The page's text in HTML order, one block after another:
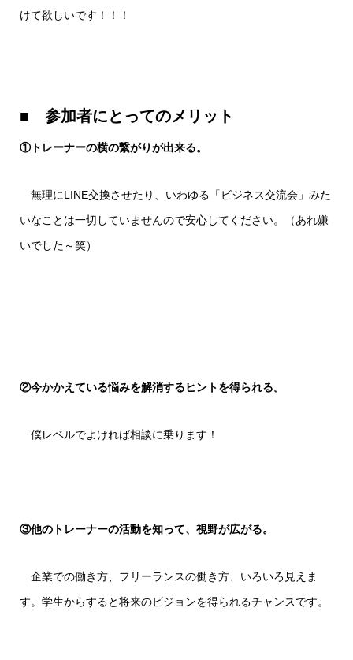
けて欲しいです！！！
■ 参加者にとってのメリット
①トレーナーの横の繋がりが出来る。
無理にLINE交換させたり、いわゆる「ビジネス交流会」みた
いなことは一切していませんので安心してください。（あれ嫌
いでした～笑）
②今かかえている悩みを解消するヒントを得られる。
僕レベルでよければ相談に乗ります！
③他のトレーナーの活動を知って、視野が広がる。
企業での働き方、フリーランスの働き方、いろいろ見えま
す。学生からすると将来のビジョンを得られるチャンスです。